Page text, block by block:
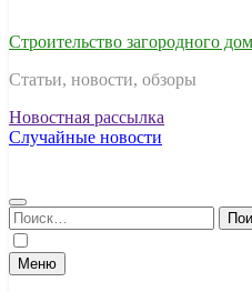
Строительство загородного
Статьи, новости, обзоры
Новостная рассылка
Случайные новости
Найти:
Меню